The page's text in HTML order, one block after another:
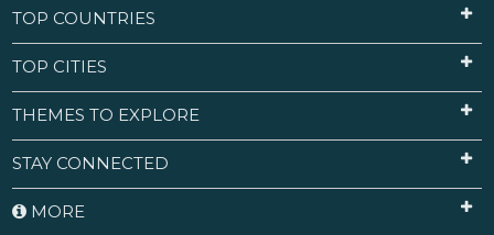
TOP COUNTRIES
TOP CITIES
THEMES TO EXPLORE
STAY CONNECTED
MORE